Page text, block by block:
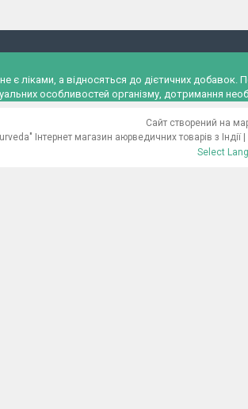
є ліками, а відносяться до дієтичних
особливостей організму, дотримання
Сайт створений на
"Ayurveda" Інтернет магазин аюрведичних товарів з Індії |
Select